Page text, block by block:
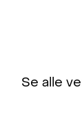
Se alle